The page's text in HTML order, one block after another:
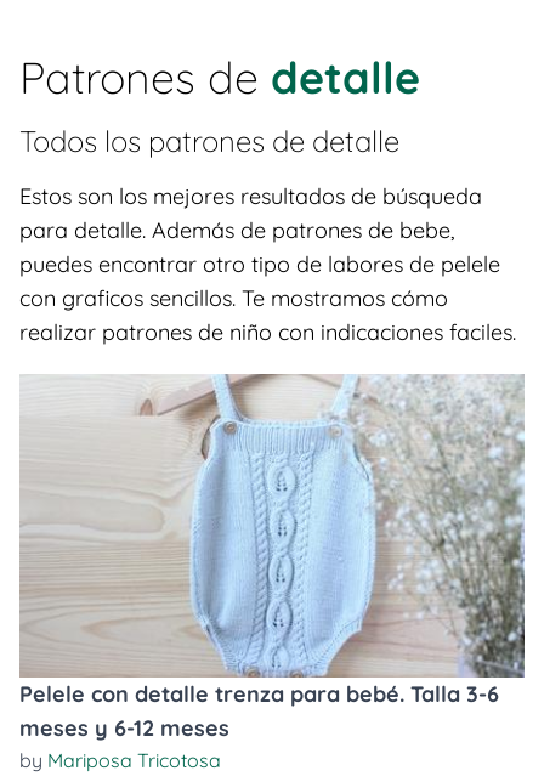
Patrones de detalle
Todos los patrones de detalle
Estos son los mejores resultados de búsqueda
para detalle. Además de patrones de bebe,
puedes encontrar otro tipo de labores de pelele
con graficos sencillos. Te mostramos cómo
realizar patrones de niño con indicaciones faciles.
Pelele con detalle trenza para bebé. Talla 3-6
meses y 6-12 meses
by Mariposa Tricotosa